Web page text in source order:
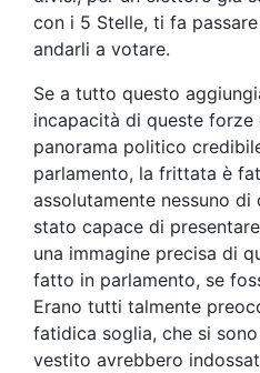
con i 5 Stelle, ti fa
andarli a votare.
Se a tutto questo
incapacità di queste forze
panorama politico
parlamento, la frittata è
assolutamente nessuno
stato capace di
una immagine precisa di
fatto in parlamento, se
Erano tutti talmente
fatidica soglia, che si
vestito avrebbero